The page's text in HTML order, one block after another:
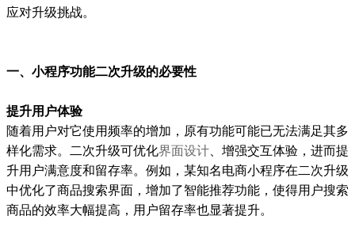
应对升级挑战。
一、小程序功能二次升级的必要性
提升用户体验
随着用户对它使用频率的增加，原有功能可能已无法满足其多
样化需求。二次升级可优化界面设计 、增强交互体验，进而提
升用户满意度和留存率。例如，某知名电商小程序在二次升级
中优化了商品搜索界面，增加了智能推荐功能，使得用户搜索
商品的效率大幅提高，用户留存率也显著提升。